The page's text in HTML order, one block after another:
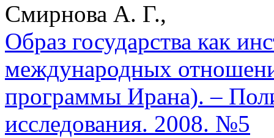
Смирнова А. Г.,
Образ государства как
международных
программы Ирана). –
исследования. 2008. №5